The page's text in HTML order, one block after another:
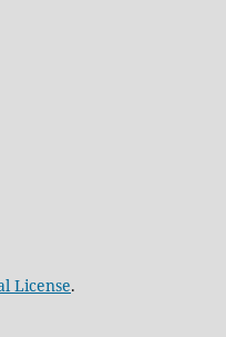
License.